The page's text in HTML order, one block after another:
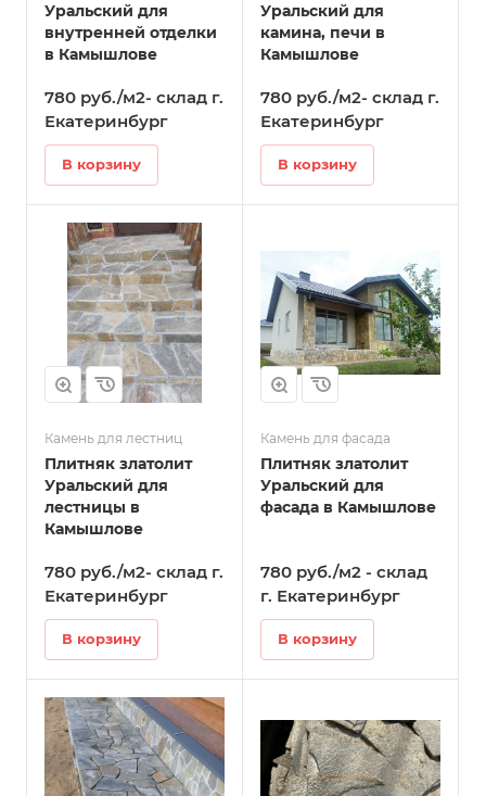
Уральский для
внутренней отделки
в Камышлове
780 руб./м2- склад г.
Екатеринбург
В корзину
Уральский для
камина, печи в
Камышлове
780 руб./м2- склад г.
Екатеринбург
В корзину
Камень для лестниц
Плитняк златолит
Уральский для
лестницы в
Камышлове
780 руб./м2- склад г.
Екатеринбург
В корзину
Камень для фасада
Плитняк златолит
Уральский для
фасада в Камышлове
780 руб./м2 - склад
г. Екатеринбург
В корзину